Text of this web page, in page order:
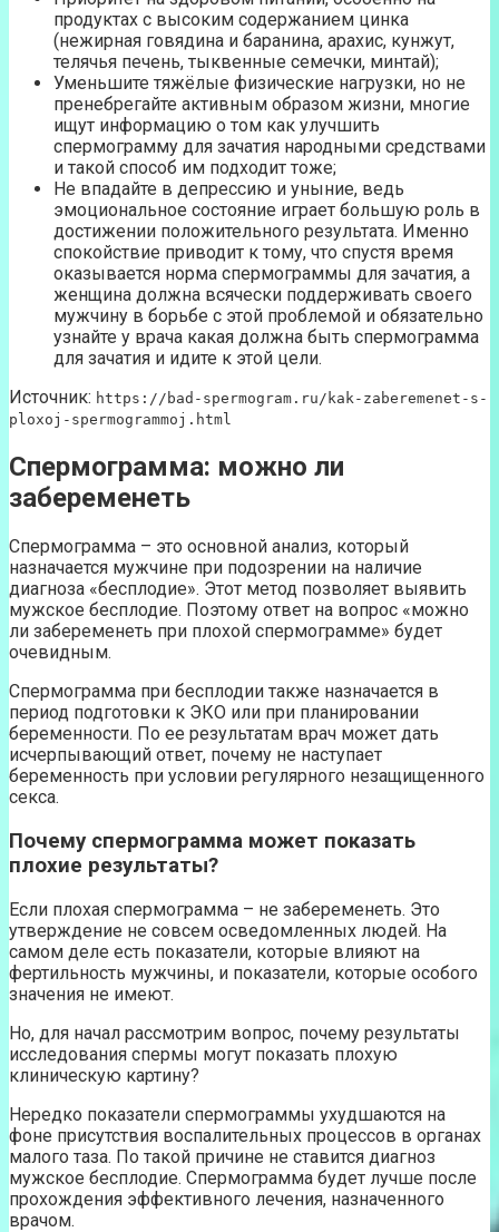
продуктах с высоким содержанием цинка
(нежирная говядина и баранина, арахис, кунжут,
телячья печень, тыквенные семечки, минтай);
Уменьшите тяжёлые физические нагрузки, но не
пренебрегайте активным образом жизни, многие
ищут информацию о том как улучшить
спермограмму для зачатия народными средствами
и такой способ им подходит тоже;
Не впадайте в депрессию и уныние, ведь
эмоциональное состояние играет большую роль в
достижении положительного результата. Именно
спокойствие приводит к тому, что спустя время
оказывается норма спермограммы для зачатия, а
женщина должна всячески поддерживать своего
мужчину в борьбе с этой проблемой и обязательно
узнайте у врача какая должна быть спермограмма
для зачатия и идите к этой цели.
Источник: https://bad-spermogram.ru/kak-zaberemenet-s-
ploxoj-spermogrammoj.html
Спермограмма: можно ли
забеременеть
Спермограмма – это основной анализ, который
назначается мужчине при подозрении на наличие
диагноза «бесплодие». Этот метод позволяет выявить
мужское бесплодие. Поэтому ответ на вопрос «можно
ли забеременеть при плохой спермограмме» будет
очевидным.
Спермограмма при бесплодии также назначается в
период подготовки к ЭКО или при планировании
беременности. По ее результатам врач может дать
исчерпывающий ответ, почему не наступает
беременность при условии регулярного незащищенного
секса.
Почему спермограмма может показать
плохие результаты?
Если плохая спермограмма – не забеременеть. Это
утверждение не совсем осведомленных людей. На
самом деле есть показатели, которые влияют на
фертильность мужчины, и показатели, которые особого
значения не имеют.
Но, для начал рассмотрим вопрос, почему результаты
исследования спермы могут показать плохую
клиническую картину?
Нередко показатели спермограммы ухудшаются на
фоне присутствия воспалительных процессов в органах
малого таза. По такой причине не ставится диагноз
мужское бесплодие. Спермограмма будет лучше после
прохождения эффективного лечения, назначенного
врачом.